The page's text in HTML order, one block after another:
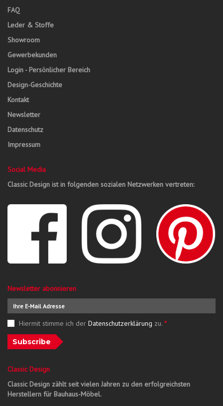
FAQ
Leder & Stoffe
Showroom
Gewerbekunden
Login - Persönlicher Bereich
Design-Geschichte
Kontakt
Newsletter
Datenschutz
Impressum
Social Media
Classic Design ist in folgenden sozialen Netzwerken vertreten:
Newsletter abonnieren
Hiermit stimme ich der Datenschutzerklärung zu. *
Subscribe
Classic Design
Classic Design zählt seit vielen Jahren zu den erfolgreichsten
Herstellern für Bauhaus-Möbel.